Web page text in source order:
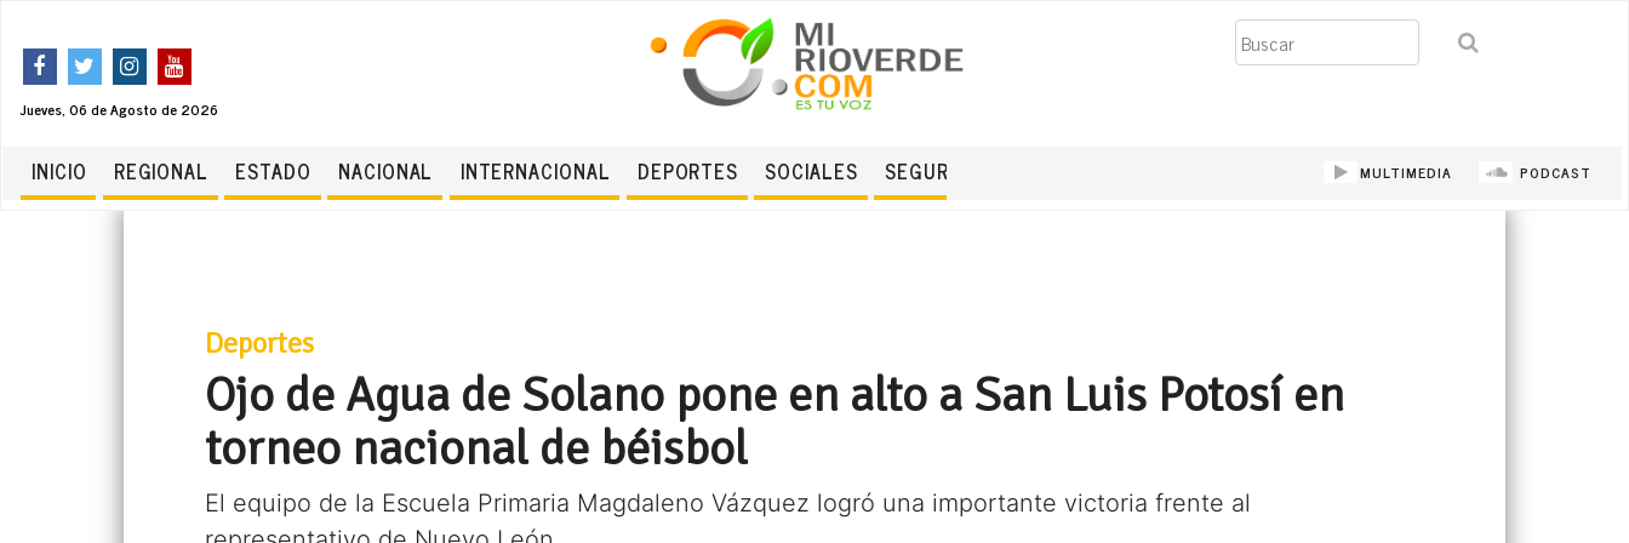
Jueves, 06 de Agosto de 2026
Buscar
INICIO REGIONAL ESTADO NACIONAL INTERNACIONAL DEPORTES SOCIALES SEGURIDAD MULTIMEDIA PODCAST
Deportes
Ojo de Agua de Solano pone en alto a San Luis Potosí en
torneo nacional de béisbol
El equipo de la Escuela Primaria Magdaleno Vázquez logró una importante victoria frente al